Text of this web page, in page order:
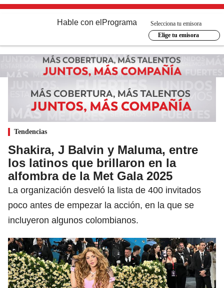
Hable con el Programa
Selecciona tu emisora
Elige tu emisora
Tendencias
Shakira, J Balvin y Maluma, entre
los latinos que brillaron en la
alfombra de la Met Gala 2025
La organización desveló la lista de 400 invitados
poco antes de empezar la acción, en la que se
incluyeron algunos colombianos.